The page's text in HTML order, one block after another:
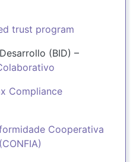
trust program
(BID) –
Compliance
Cooperativa